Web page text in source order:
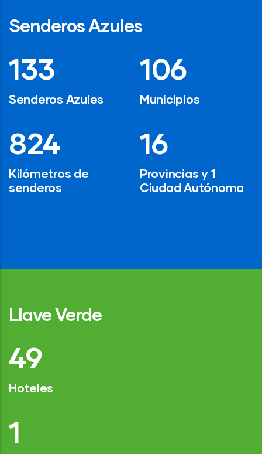
Senderos Azules
194
Senderos Azules
1,200
Kilómetros de
senderos
154
Municipios
24
Provincias y 1
Ciudad Autónoma
Llave Verde
76
Hoteles
2